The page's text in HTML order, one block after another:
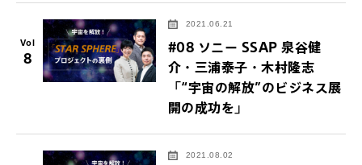
Vol
8
2021.06.21
#08 ソニー SSAP 泉谷健
介・三浦泰子・木村隆志
「“宇宙の解放”のビジネス展
開の成功を」
2021.08.02